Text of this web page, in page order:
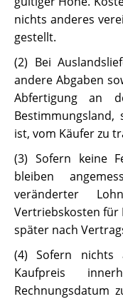
nichts anderes
gestellt.
(2) Bei
andere Abgaben
Abfertigung an
ist, vom Käufer zu
(3) Sofern keine
bleiben
veränderter
Vertriebskosten für
später nach
(4) Sofern nichts
Kaufpreis
Rechnungsdatum